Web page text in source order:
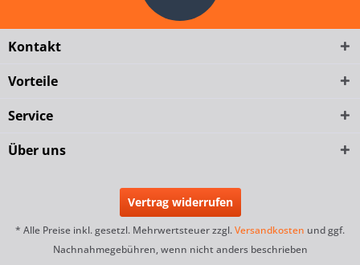
Kontakt
Vorteile
Service
Über uns
Vertrag widerrufen
* Alle Preise inkl. gesetzl. Mehrwertsteuer zzgl.Versandkosten und ggf.
Nachnahmegebühren, wenn nicht anders beschrieben